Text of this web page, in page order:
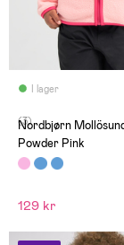
I lager
(3)
Nordbjørn
Powder Pink
129 kr